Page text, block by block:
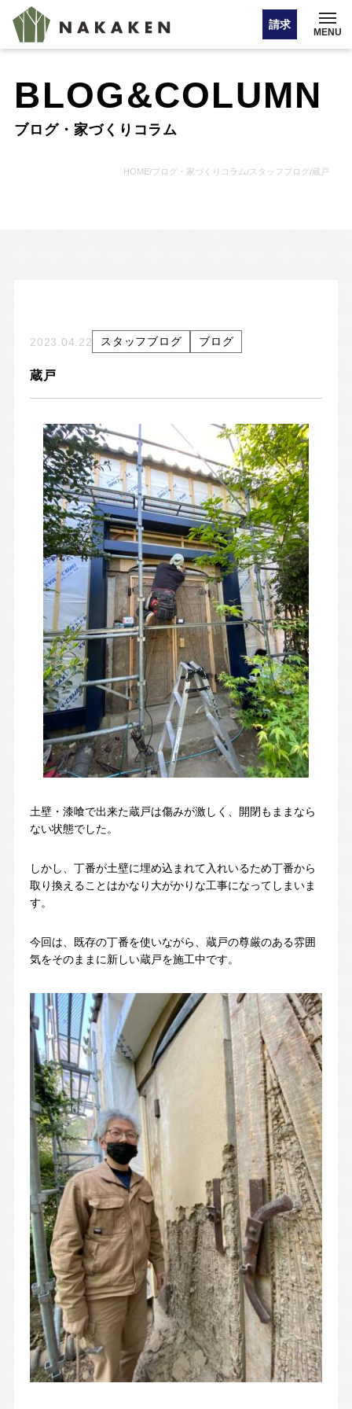
請求
MENU
イベント情報
注文住宅
re:tsumugi マンションリノベ
不動産/土地・物件情報
暮らしの実例集
見学会・イベント
新着情報
ブログ・家づくりコラム
私たちについて
スタッフ紹介
SDGsへの取り組み
会社概要
求人情報
お電話でのお問い合わせ
052-911-9345
[受付時間] 9:00～18:00
モデルハウス見学予約
お問い合わせ・カタログ請求
家づくり無料相談会
OFFICIAL SNS
BLOG&COLUMN
ブログ・家づくりコラム
HOME/ブログ・家づくりコラム/スタッフブログ/蔵戸
2023.04.22 スタッフブログ ブログ
蔵戸
土壁・漆喰で出来た蔵戸は傷みが激しく、開閉もままなら
ない状態でした。
しかし、丁番が土壁に埋め込まれて入れいるため丁番から
取り換えることはかなり大がかりな工事になってしまいま
す。
今回は、既存の丁番を使いながら、蔵戸の尊厳のある雰囲
気をそのままに新しい蔵戸を施工中です。